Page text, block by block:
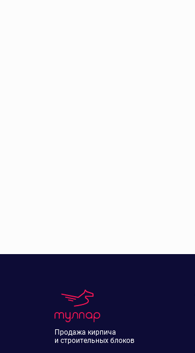
Продажа кирпича
и строительных блоков